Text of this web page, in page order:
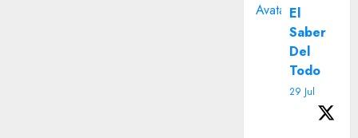
Avatar El
Saber
Del
Todo
29 Jul